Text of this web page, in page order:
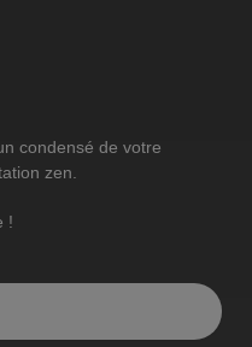
condensé de votre
zen.
!